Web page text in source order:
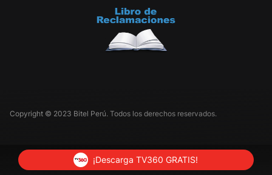
Copyright © 2023 Bitel Perú. Todos los derechos reservados.
¡Descarga TV360 GRATIS!